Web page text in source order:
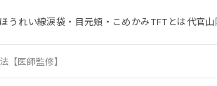
ほうれい線涙袋・目元頬・こめかみTFTとは代官山
医師監修】